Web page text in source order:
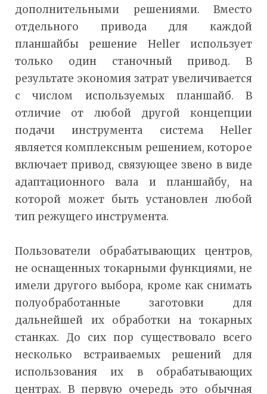
дополнительными решениями. Вместо
отдельного привода для каждой
планшайбы решение Heller использует
только один станочный привод. В
результате экономия затрат увеличивается
с числом используемых планшайб. В
отличие от любой другой концепции
подачи инструмента система Heller
является комплексным решением, которое
включает привод, связующее звено в виде
адаптационного вала и планшайбу, на
которой может быть установлен любой
тип режущего инструмента.
Пользователи обрабатывающих центров,
не оснащенных токарными функциями, не
имели другого выбора, кроме как снимать
полуобработанные заготовки для
дальнейшей их обработки на токарных
станках. До сих пор существовало всего
несколько встраиваемых решений для
использования их в обрабатывающих
центрах. В первую очередь это обычная